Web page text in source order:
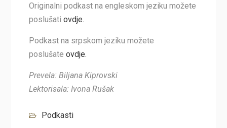
Originalni podkast na engleskom jeziku možete
poslušati ovdje.
Podkast na srpskom jeziku možete
poslušate ovdje.
Prevela: Biljana Kiprovski
Lektorisala: Ivona Rušak
Podkasti